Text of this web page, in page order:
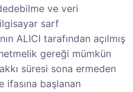
ve veri
sarf
ALICI tarafından açılmış
gereği mümkün
süresi sona ermeden
ifasına başlanan